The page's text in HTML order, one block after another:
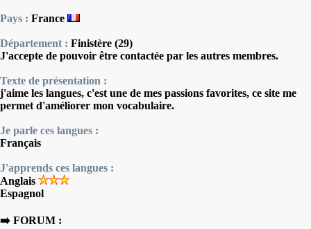
Pays : France
Département : Finistère (29)
J'accepte de pouvoir être contactée par les autres membres.
Texte de présentation :
j'aime les langues, c'est une de mes passions favorites, ce site me
permet d'améliorer mon vocabulaire.
Je parle ces langues :
Français
J'apprends ces langues :
Anglais
Espagnol
➡️ FORUM :